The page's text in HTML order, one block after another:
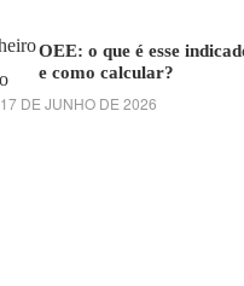
OEE: o que é esse
e como calcular?
17 DE JUNHO DE 2026